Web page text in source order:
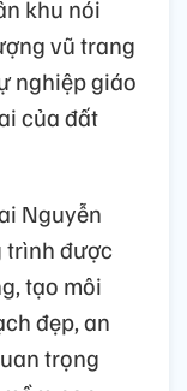
khu nói
vũ trang
nghiệp giáo
của đất
Nguyễn
trình được
tạo môi
đẹp, an
trọng